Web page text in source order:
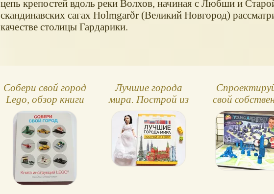
цепь крепостей вдоль реки Волхов, начиная с Любши и
скандинавских сагах Holmgarðr (Великий Новгород)
качестве столицы Гардарики.
Собери свой город
Lego, обзор книги
Лучшие города
мира. Построй из
LEGO
свой
город в